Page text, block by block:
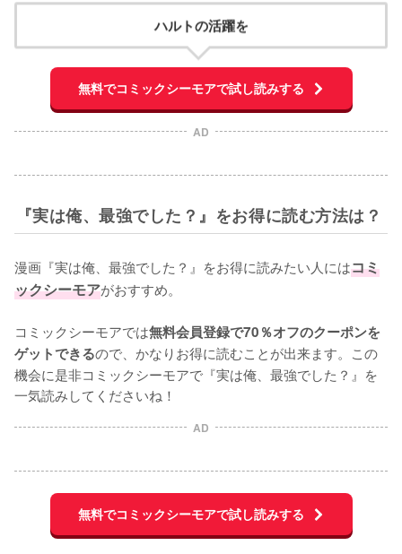
ハルトの活躍を
無料でコミックシーモアで試し読みする
AD
『実は俺、最強でした？』をお得に読む方法は？
漫画『実は俺、最強でした？』をお得に読みたい人にはコミ
ックシーモアがおすすめ。
コミックシーモアでは無料会員登録で70％オフのクーポンを
ゲットできるので、かなりお得に読むことが出来ます。この
機会に是非コミックシーモアで『実は俺、最強でした？』を
一気読みしてくださいね！
AD
無料でコミックシーモアで試し読みする